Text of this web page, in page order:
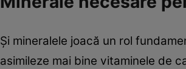
Şi mineralele joacă un rol
asimileze mai bine vitaminele de